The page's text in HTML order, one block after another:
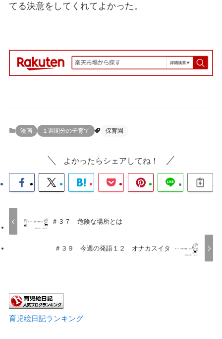
てる決意をしてくれてよかった。
漫画 １週間分の子育て 保育園
よかったらシェアしてね！
＃３７ 危険な場所とは
＃３９ 今週の発語１２ オナカスイタ
育児絵日記ランキング